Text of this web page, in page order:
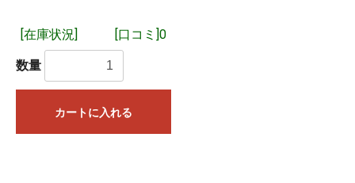
[在庫状況] [口コミ]0
数量
カートに入れる